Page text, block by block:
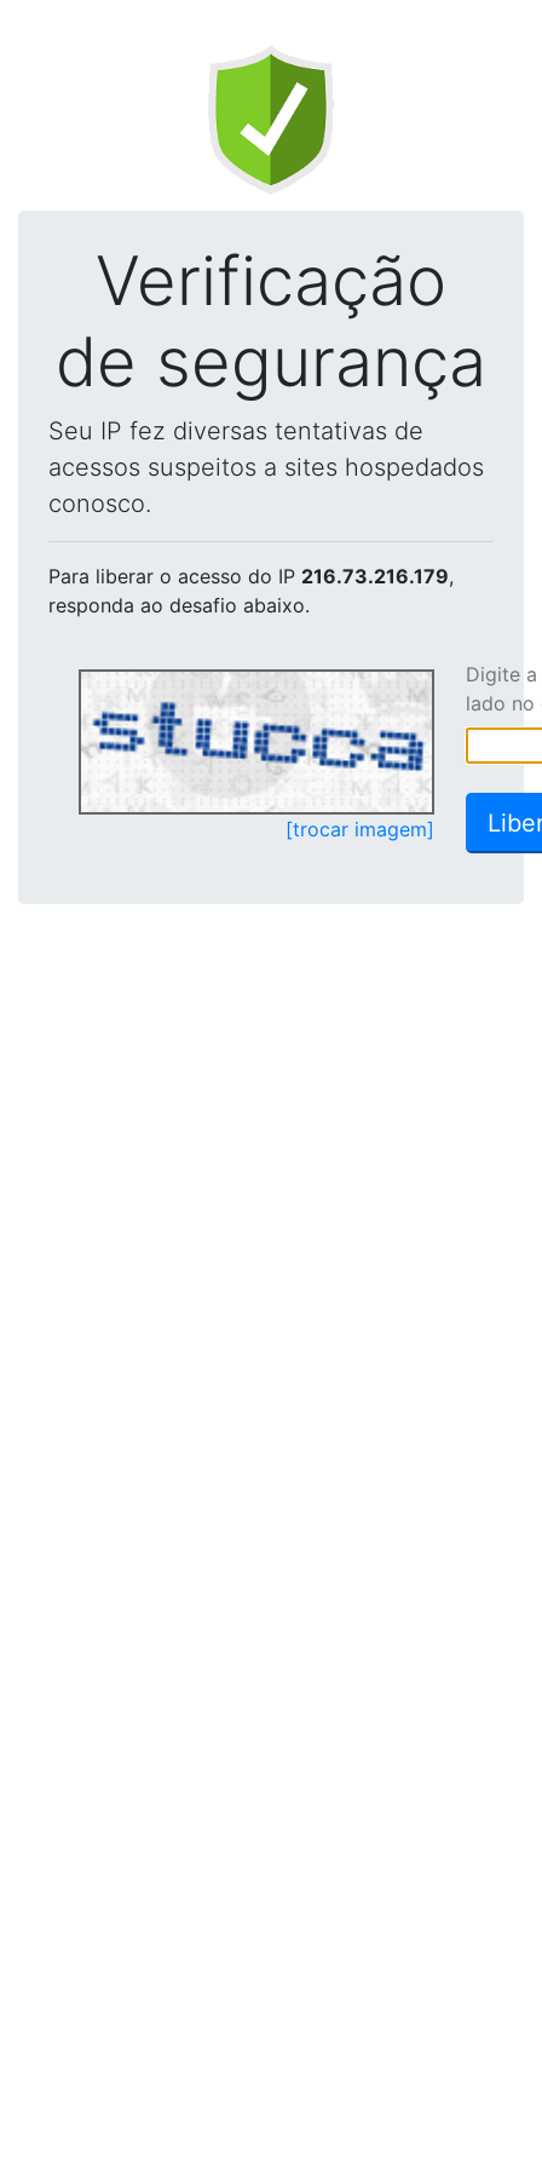
Verificação
de segurança
Seu IP fez diversas tentativas de
acessos suspeitos a sites hospedados
conosco.
Para liberar o acesso do IP 216.73.216.179,
responda ao desafio abaixo.
[trocar imagem]
Digite
lado no